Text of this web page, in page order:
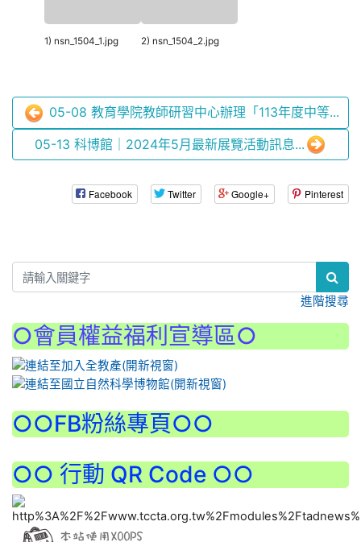
1) nsn_1504_1.jpg 2) nsn_1504_2.jpg
05-08 教育學院教師研習中心辦理「113年度中等...
05-13 科博館｜2024年5月最新展覽活動訊息...
Facebook Twitter Google+ Pinterest
進階搜尋
○會員權益福利宣導區○
○○FB粉絲專頁○○
○○ 行動 QR Code ○○